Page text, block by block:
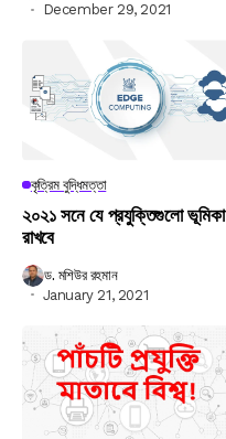
December 29, 2021
কৃত্রিম বুদ্ধিমত্তা
২০২১ সনে যে প্রযুক্তিগুলো ভূমিকা
রাখবে
ড. মশিউর রহমান
January 21, 2021